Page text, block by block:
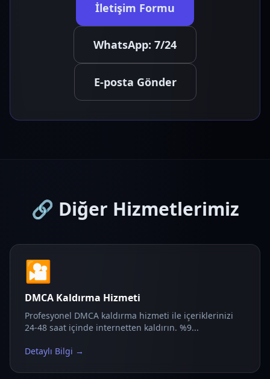
İletişim Formu
WhatsApp: 7/24
E-posta Gönder
🔗 Diğer Hizmetlerimiz
🎦
DMCA Kaldırma Hizmeti
Profesyonel DMCA kaldırma hizmeti ile içeriklerinizi
24-48 saat içinde internetten kaldırın. %9...
Detaylı Bilgi →